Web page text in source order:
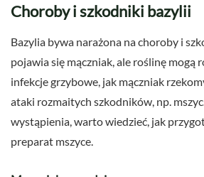
Choroby i szkodniki bazylii
Bazylia bywa narażona na choroby i
pojawia się mączniak, ale roślinę mogą
infekcje grzybowe, jak mączniak
ataki rozmaitych szkodników, np.
wystąpienia, warto wiedzieć, jak
preparat mszyce.